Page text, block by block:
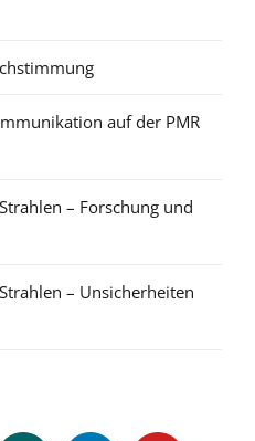
auf der PMR
– Forschung und
– Unsicherheiten